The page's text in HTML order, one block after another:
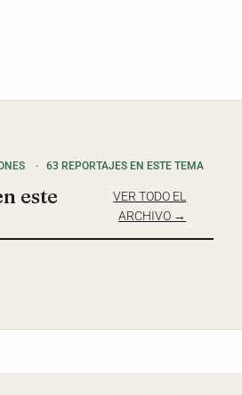
· 63 REPORTAJES EN ESTE TEMA
este
VER TODO EL
ARCHIVO →